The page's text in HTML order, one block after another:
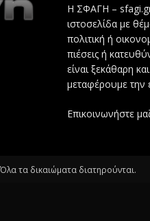
Η ΣΦΑΓΗ – sfagi.gr
ιστοσελίδα με
πολιτική ή
πιέσεις ή
είναι ξεκάθαρη
μεταφέρουμε την
Επικοινωνήστε
τα δικαιώματα διατηρούνται.